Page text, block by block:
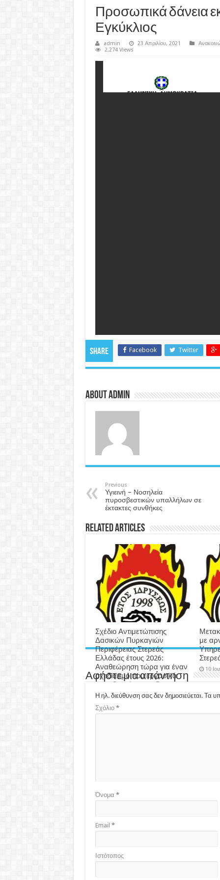
Προσωπικά δάνεια
Εγκύκλιος
admin 23 Απριλίου, 2021
2,274 Views
Share Facebook Twitter
About admin
Previous
Υγιεινή – Νοσηλεία
πυροσβεστικών υπαλλήλων σε
έκτακτες συνθήκες
Related Articles
Σχέδιο Αντιμετώπισης
Δασικών Πυρκαγιών
Περιφέρειας Στερεάς
Ελλάδας έτους 2026:
Αναθεώρηση τώρα για έναν
σχεδιασμό που εργασικά
μας εξοντώνει και δεν
δύναται να υλοποιηθεί…
3 εβδομάδες ago
με
10
Αφήστε μια απάντηση
Η ηλ. διεύθυνση σας δεν δημοσιεύεται. Τα
Σχόλιο *
Όνομα *
Email *
Ιστότοπος